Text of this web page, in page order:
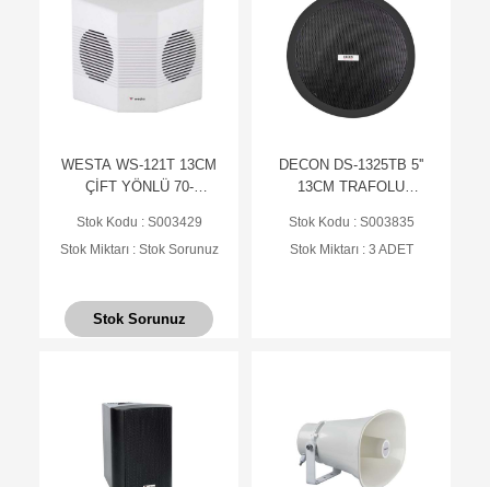
WESTA WS-121T 13CM
ÇİFT YÖNLÜ 70-
SÜTUN HOPARLÖR
10WAT
Stok Kodu : S003429
Stok Miktarı : Stok Sorunuz
Stok Sorunuz
DECON DS-1325TB 5''
13CM TRAFOLU
SİYAH
Stok Kodu : S003835
Stok Miktarı : 3 ADET